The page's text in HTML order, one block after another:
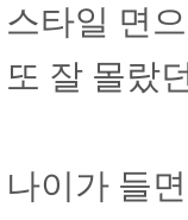
스타일 면
또 잘 몰랐
나이가 들